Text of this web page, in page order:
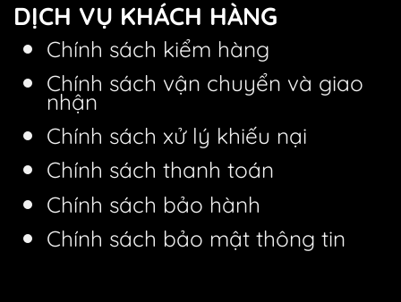
DỊCH VỤ KHÁCH HÀNG
Chính sách kiểm hàng
Chính sách vận chuyển và giao
nhận
Chính sách xử lý khiếu nại
Chính sách thanh toán
Chính sách bảo hành
Chính sách bảo mật thông tin